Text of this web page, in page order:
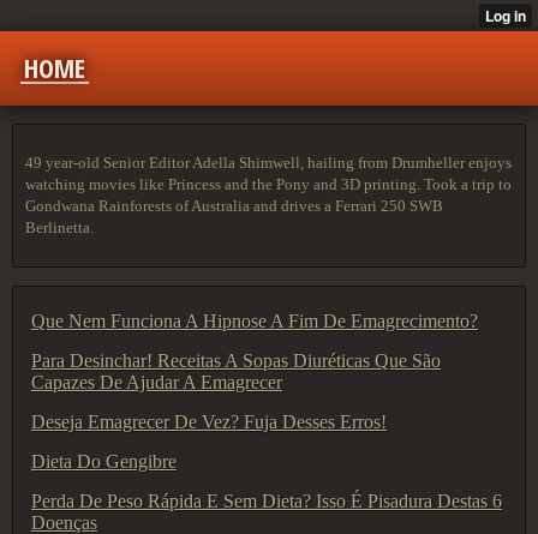
HOME
49 year-old Senior Editor Adella Shimwell, hailing from Drumheller enjoys
watching movies like Princess and the Pony and 3D printing. Took a trip to
Gondwana Rainforests of Australia and drives a Ferrari 250 SWB
Berlinetta.
Que Nem Funciona A Hipnose A Fim De Emagrecimento?
Para Desinchar! Receitas A Sopas Diuréticas Que São
Capazes De Ajudar A Emagrecer
Deseja Emagrecer De Vez? Fuja Desses Erros!
Dieta Do Gengibre
Perda De Peso Rápida E Sem Dieta? Isso É Pisadura Destas 6
Doenças